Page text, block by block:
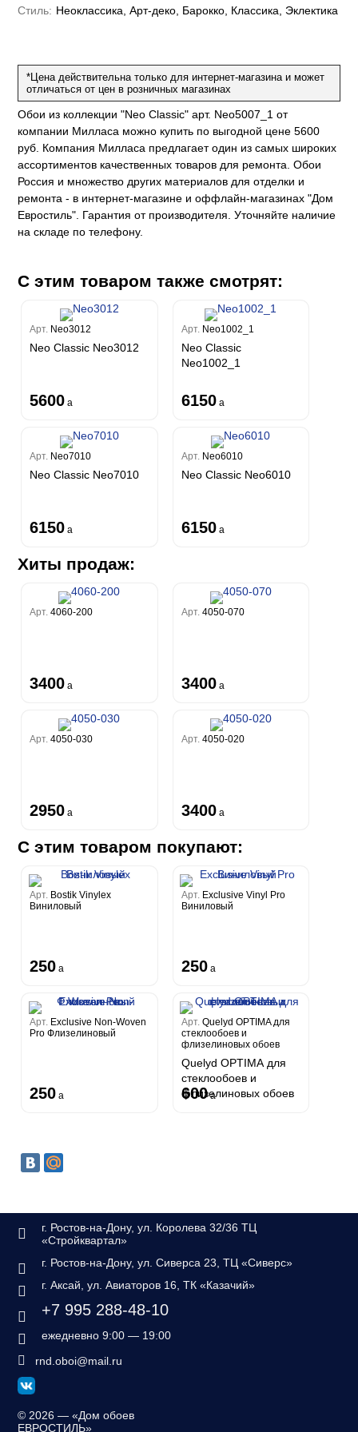
Стромболи
Спектрум Плюс
Гави
Спектрум Про
Пальмария
Спектрум Бокс
Спектрум Бум
Бергги
Бриджида
Четыре сезона
Джорджио
Mainz
Чезара
Палаззо
Карназза
Биги
Kumano
Loft Superior
City Glow
Wisper
Boho
Shades
Citi Glam
Empire
Rasch
Chatelaine
Riva
Salsa
Florentine III
Grandeco
Prisma
La Storia
La Storia 2
Wiganford
Lunman
Crystal
Du&Ka
Prestige
Linen
Natura
Стиль: Неоклассика, Арт-деко, Барокко, Классика, Эклектика
*Цена действительна только для интернет-магазина и может
отличаться от цен в розничных магазинах
Обои из коллекции "Neo Classic" арт. Neo5007_1 от
компании Милласа можно купить по выгодной цене 5600
руб. Компания Милласа предлагает один из самых широких
ассортиментов качественных товаров для ремонта. Обои
Россия и множество других материалов для отделки и
ремонта - в интернет-магазине и оффлайн-магазинах "Дом
Евростиль". Гарантия от производителя. Уточняйте наличие
на складе по телефону.
С этим товаром также смотрят:
Арт. Neo3012
Neo Classic Neo3012
5600 a
Арт. Neo1002_1
Neo Classic
Neo1002_1
6150 a
Арт. Neo7010
Neo Classic Neo7010
6150 a
Арт. Neo6010
Neo Classic Neo6010
6150 a
Хиты продаж:
Арт.4060-200
3400 a
Арт. 4050-070
3400 a
Арт.4050-030
2950 a
Арт. 4050-020
3400 a
С этим товаром покупают:
Арт. Bostik Vinylex
Виниловый
250 a
Арт. Exclusive Vinyl Pro
Виниловый
250 a
Арт. Exclusive Non-Woven
Pro Флизелиновый
250 a
Арт. Quelyd OPTIMA для
стеклообоев и
флизелиновых обоев
Quelyd OPTIMA для
стеклообоев и
флизелиновых обоев
600 a
г. Ростов-на-Дону, ул. Королева 32/36 ТЦ
«Стройквартал»
г. Ростов-на-Дону, ул. Сиверса 23, ТЦ «Сиверс»
г. Аксай, ул. Авиаторов 16, ТК «Казачий»
+7 995 288-48-10
ежедневно 9:00 — 19:00
rnd.oboi@mail.ru
© 2026 — «Дом обоев
ЕВРОСТИЛЬ»